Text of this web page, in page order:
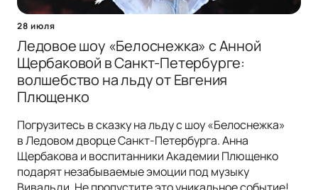
28 июля
Ледовое шоу «Белоснежка» с Анной
Щербаковой в Санкт-Петербурге:
волшебство на льду от Евгения
Плющенко
Погрузитесь в сказку на льду с шоу «Белоснежка»
в Ледовом дворце Санкт-Петербурга. Анна
Щербакова и воспитанники Академии Плющенко
подарят незабываемые эмоции под музыку